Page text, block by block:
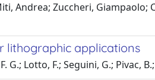
Andrea; Zuccheri,
lithographic applications
G.; Lotto, F.; Seguini, G.; Pivac,